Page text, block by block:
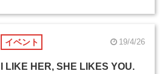
イベント 19/4/26
I LIKE HER, SHE LIKES YOU.